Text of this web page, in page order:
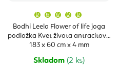
Bodhi Leela Flower of life joga
podložka Kvet života antracitová
183 x 60 cm x 4 mm
produktu
je
5,0
z
5
Skladom (2 ks)